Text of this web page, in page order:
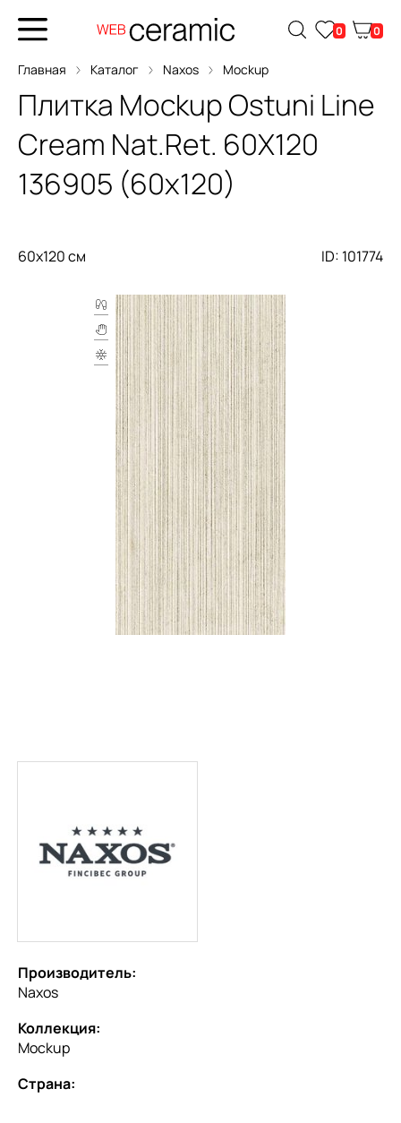
0 0
Главная Каталог Naxos Mockup
Плитка Mockup Ostuni Line
Cream Nat.Ret. 60X120
136905 (60x120)
60x120 см ID: 101774
Производитель:
Naxos
Коллекция:
Mockup
Страна: